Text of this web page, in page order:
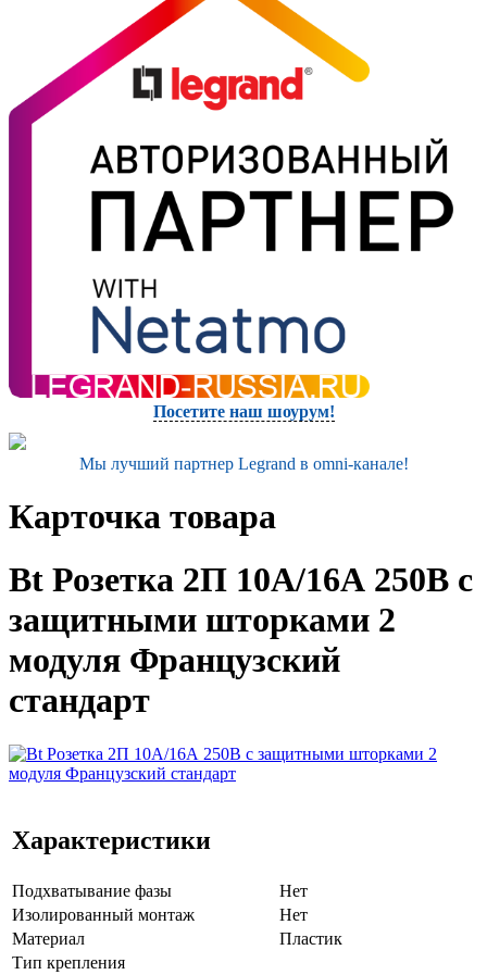
Посетите наш шоурум!
Мы лучший партнер Legrand в omni-канале!
Карточка товара
Bt Розетка 2П 10А/16А 250В с
защитными шторками 2
модуля Французский
стандарт
Характеристики
Подхватывание фазы
Нет
Изолированный монтаж
Нет
Материал
Пластик
Тип крепления